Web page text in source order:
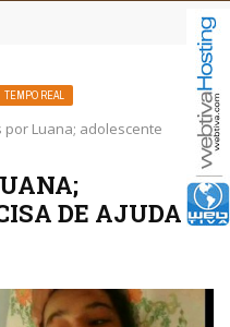
representam o Brasil no
TEMPO REAL
por Luana; adolescente
DE AJUDA